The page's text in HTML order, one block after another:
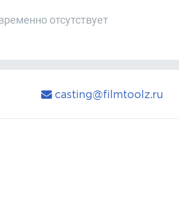
отсутствует
casting@filmtoolz.ru